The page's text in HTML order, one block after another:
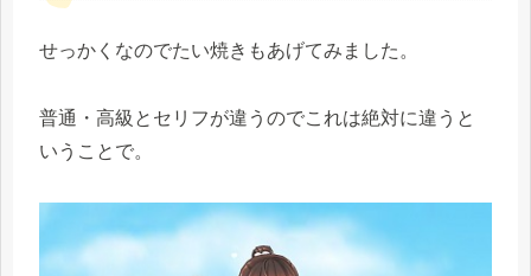
せっかくなのでたい焼きもあげてみました。
普通・高級とセリフが違うのでこれは絶対に違うと
いうことで。